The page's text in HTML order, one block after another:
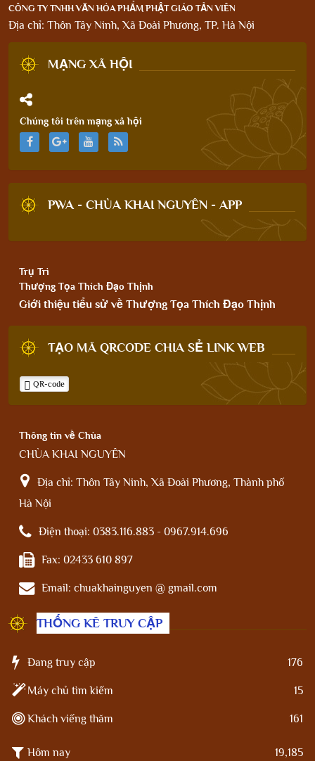
CÔNG TY TNHH VĂN HÓA PHẨM PHẬT GIÁO TẢN VIÊN
Địa chỉ: Thôn Tây Ninh, Xã Đoài Phương, TP. Hà Nội
MẠNG XÃ HỘI
Chúng tôi trên mạng xã hội
PWA - CHÙA KHAI NGUYÊN - APP
Trụ Trì
Thượng Tọa Thích Đạo Thịnh
Giới thiệu tiểu sử về Thượng Tọa Thích Đạo Thịnh
TẠO MÃ QRCODE CHIA SẺ LINK WEB
QR-code
Thông tin về Chùa
CHÙA KHAI NGUYÊN
Địa chỉ: Thôn Tây Ninh, Xã Đoài Phương, Thành phố
Hà Nội
Điện thoại: 0383.116.883 - 0967.914.696
Fax: 02433 610 897
Email: chuakhainguyen @ gmail.com
THỐNG KÊ TRUY CẬP
Đang truy cập 176
Máy chủ tìm kiếm 15
Khách viếng thăm 161
Hôm nay 19,185